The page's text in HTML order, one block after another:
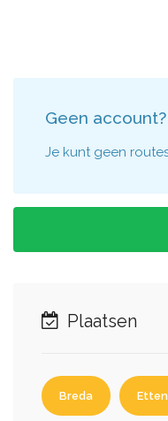
Geen account?
Je kunt geen
Plaatsen
Breda